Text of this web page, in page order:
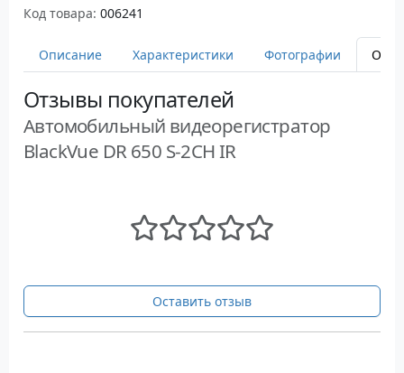
Код товара: 006241
Описание Характеристики Фотографии
Отзывы покупателей
Автомобильный видеорегистратор
BlackVue DR 650 S-2CH IR
Оставить отзыв